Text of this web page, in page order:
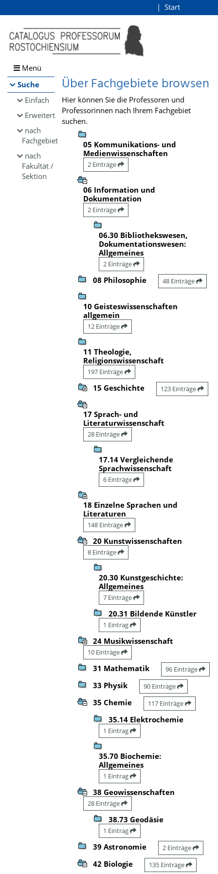
Browsen
direkt zum Inhalt
Start
Menü
Suche
Einfach
Erweitert
nach
Fachgebiet
nach
Fakultät /
Sektion
Über Fachgebiete browsen
Hier können Sie die Professoren und
Professorinnen nach Ihrem Fachgebiet
suchen.
05 Kommunikations- und
Medienwissenschaften
2 Einträge
06 Information und
Dokumentation
2 Einträge
06.30 Bibliothekswesen,
Dokumentationswesen:
Allgemeines
2 Einträge
08 Philosophie 48 Einträge
10 Geisteswissenschaften
allgemein
12 Einträge
11 Theologie,
Religionswissenschaft
197 Einträge
15 Geschichte 123 Einträge
17 Sprach- und
Literaturwissenschaft
28 Einträge
17.14 Vergleichende
Sprachwissenschaft
6 Einträge
18 Einzelne Sprachen und
Literaturen
148 Einträge
20 Kunstwissenschaften
8 Einträge
20.30 Kunstgeschichte:
Allgemeines
7 Einträge
20.31 Bildende Künstler
1 Eintrag
24 Musikwissenschaft
10 Einträge
31 Mathematik 96 Einträge
33 Physik 90 Einträge
35 Chemie 117 Einträge
35.14 Elektrochemie
1 Eintrag
35.70 Biochemie:
Allgemeines
1 Eintrag
38 Geowissenschaften
28 Einträge
38.73 Geodäsie
1 Eintrag
39 Astronomie 2 Einträge
42 Biologie 135 Einträge